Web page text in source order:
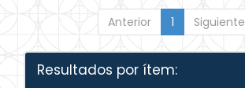
Anterior 1 Siguiente
Resultados por ítem: